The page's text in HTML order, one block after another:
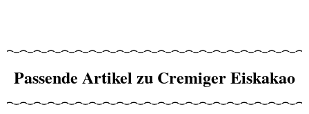
Passende Artikel zu Cremiger Eiskakao